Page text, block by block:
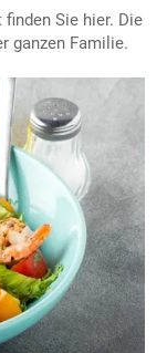
Sie hier. Die
ganzen Familie.